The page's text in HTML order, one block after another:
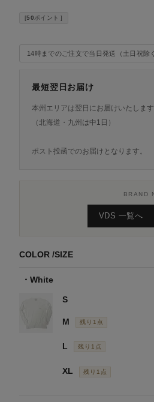
[50ポイント ]
14時までのご注文で当日発送（土日祝除
最短翌日お届け
本州エリアは翌日にお届けいたします
（北海道・九州は中1日）
ポスト投函でのお届けとなります。
BRAND
VDS 一覧へ
COLOR SIZE
White
S
M 残り1点
L 残り1点
XL 残り1点